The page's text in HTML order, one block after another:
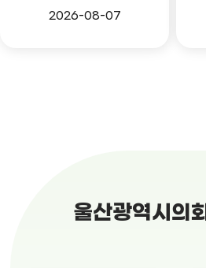
2026-08-07
울산광역시의회